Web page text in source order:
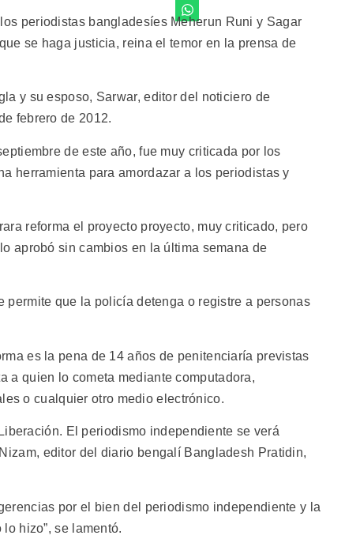
periodistas bangladesíes Meherun Runi y Sagar
se haga justicia, reina el temor en la prensa de
y su esposo, Sarwar, editor del noticiero de
febrero de 2012.
de este año, fue muy criticada por los
herramienta para amordazar a los periodistas y
reforma el proyecto proyecto, muy criticado, pero
aprobó sin cambios en la última semana de
que la policía detenga o registre a personas
es la pena de 14 años de penitenciaría previstas
a quien lo cometa mediante computadora,
o cualquier otro medio electrónico.
El periodismo independiente se verá
editor del diario bengalí Bangladesh Pratidin,
por el bien del periodismo independiente y la
hizo”, se lamentó.